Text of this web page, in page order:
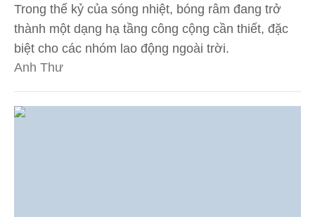
Trong thế kỷ của sóng nhiệt, bóng râm đang trở
thành một dạng hạ tầng công cộng cần thiết, đặc
biệt cho các nhóm lao động ngoài trời.
Anh Thư